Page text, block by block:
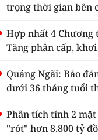
trọng thời gian bên
Hợp nhất 4
Tăng phân cấp,
Quảng Ngãi: Bảo
dưới 36 tháng tuổi
Phân tích tính 2
"rót" hơn 8.800 tỷ